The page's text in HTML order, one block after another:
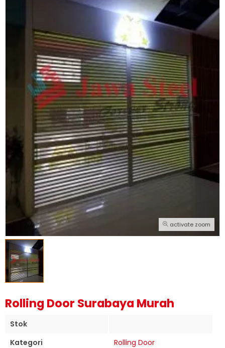
activate zoom
Rolling Door Surabaya Murah
Stok
Kategori
Rolling Door